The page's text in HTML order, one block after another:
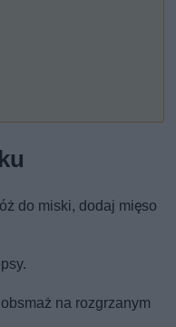
do miski, dodaj mięso
na rozgrzanym